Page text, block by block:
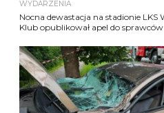
WYDARZENIA
Nocna dewastacja na stadionie LKS
Klub opublikował apel do sprawców